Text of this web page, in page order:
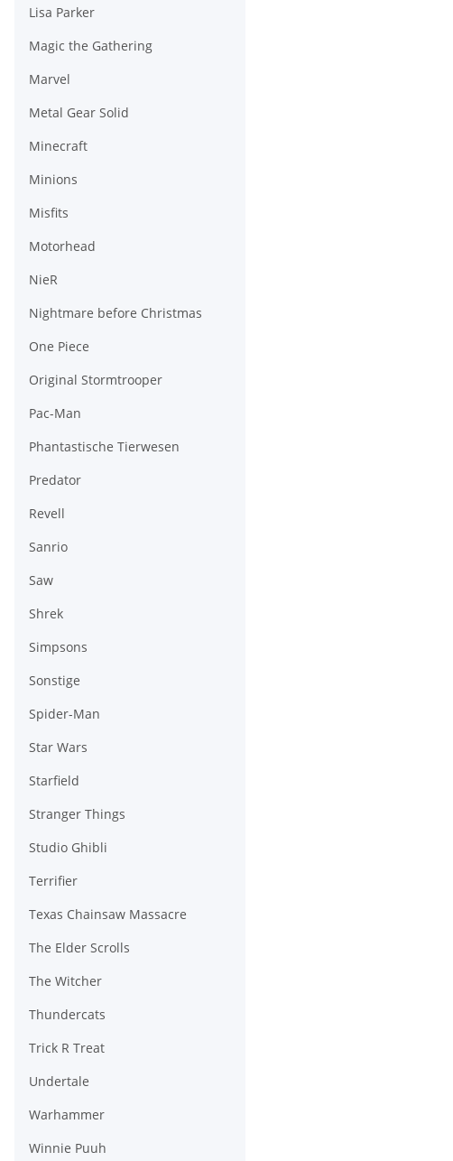
Lisa Parker
Magic the Gathering
Marvel
Metal Gear Solid
Minecraft
Minions
Misfits
Motorhead
NieR
Nightmare before Christmas
One Piece
Original Stormtrooper
Pac-Man
Phantastische Tierwesen
Predator
Revell
Sanrio
Saw
Shrek
Simpsons
Sonstige
Spider-Man
Star Wars
Starfield
Stranger Things
Studio Ghibli
Terrifier
Texas Chainsaw Massacre
The Elder Scrolls
The Witcher
Thundercats
Trick R Treat
Undertale
Warhammer
Winnie Puuh